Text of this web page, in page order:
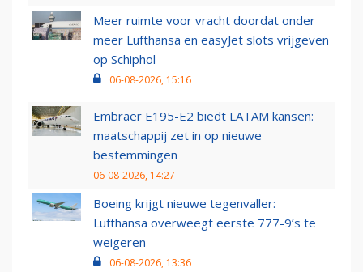
Meer ruimte voor vracht doordat onder
meer Lufthansa en easyJet slots vrijgeven
op Schiphol
06-08-2026, 15:16
Embraer E195-E2 biedt LATAM kansen:
maatschappij zet in op nieuwe
bestemmingen
06-08-2026, 14:27
Boeing krijgt nieuwe tegenvaller:
Lufthansa overweegt eerste 777-9’s te
weigeren
06-08-2026, 13:36